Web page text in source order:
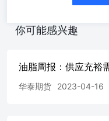
升3.6%。 ➢需求:
对有限。 ➢进出口
吨，环比降幅
消费端表现偏弱的
你可能感兴趣
油脂周报：供应充裕
华泰期货 2023-04-16